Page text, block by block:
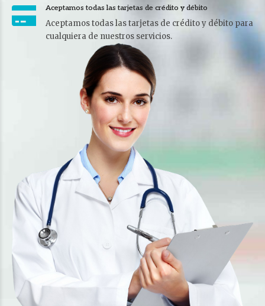
Aceptamos todas las tarjetas de crédito y débito
Aceptamos todas las tarjetas de crédito y débito para
cualquiera de nuestros servicios.